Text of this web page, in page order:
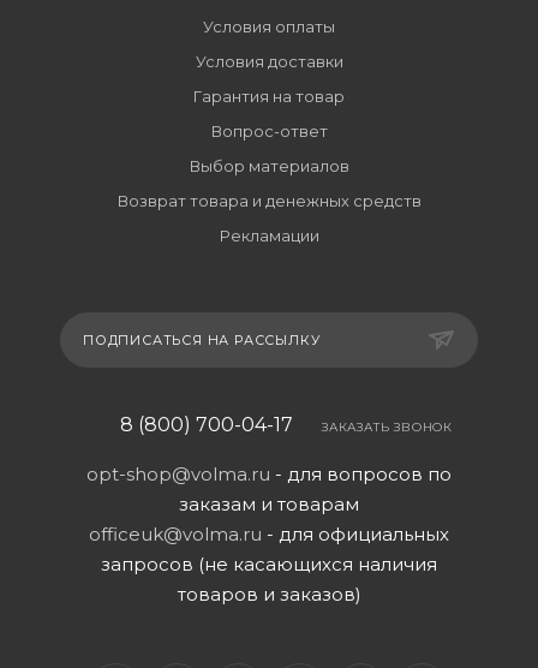
Условия оплаты
Условия доставки
Гарантия на товар
Вопрос-ответ
Выбор материалов
Возврат товара и денежных средств
Рекламации
ПОДПИСАТЬСЯ НА РАССЫЛКУ
8 (800) 700-04-17 ЗАКАЗАТЬ ЗВОНОК
opt-shop@volma.ru - для вопросов по
заказам и товарам
officeuk@volma.ru - для официальных
запросов (не касающихся наличия
товаров и заказов)